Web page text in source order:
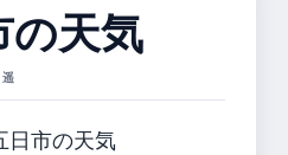
の天気
日市の天気